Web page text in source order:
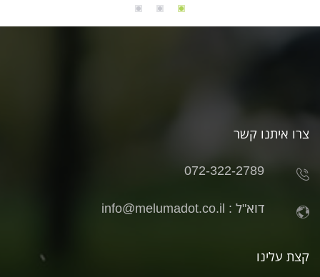
צרו איתנו קשר
072-322-2789
דוא"ל : info@melumadot.co.il
קצת עלינו